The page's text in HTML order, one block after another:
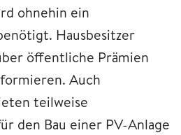
ohnehin ein
Hausbesitzer
öffentliche Prämien
Auch
teilweise
den Bau einer PV-Anlage